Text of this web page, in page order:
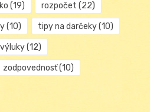
(19) rozpočet (22)
(10) tipy na darčeky(10)
výluky(12)
zodpovednosť(10)